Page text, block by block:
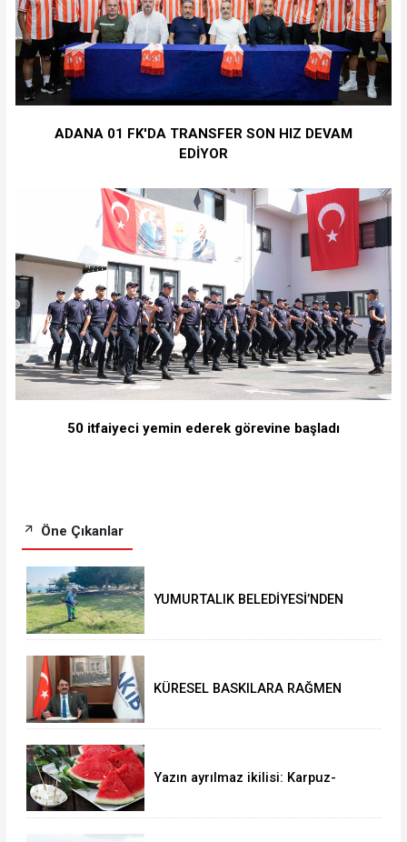
ADANA 01 FK'DA TRANSFER SON HIZ DEVAM
EDİYOR
50 itfaiyeci yemin ederek görevine başladı
Öne Çıkanlar
YUMURTALIK BELEDİYESİ’NDEN
KÜRESEL BASKILARA RAĞMEN
Yazın ayrılmaz ikilisi: Karpuz-